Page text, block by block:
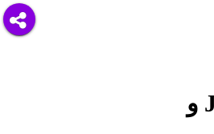
آموزش باز کردن WEBP در ویندوز + روش تبدیل فرمت WEBP‌ به JPG و